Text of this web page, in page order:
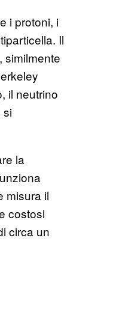
i protoni, i
Il
similmente
il neutrino
si
la
misura il
costosi
circa un